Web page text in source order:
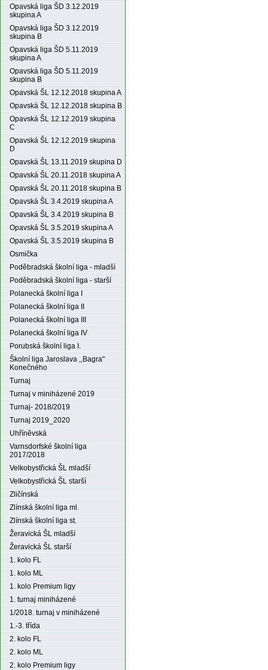
Opavská liga ŠD 3.12.2019
skupina A
Opavská liga ŠD 3.12.2019
skupina B
Opavská liga ŠD 5.11.2019
skupina A
Opavská liga ŠD 5.11.2019
skupina B
Opavská ŠL 12.12.2018 skupina A
Opavská ŠL 12.12.2018 skupina B
Opavská ŠL 12.12.2019 skupina
C
Opavská ŠL 12.12.2019 skupina
D
Opavská ŠL 13.11.2019 skupina D
Opavská ŠL 20.11.2018 skupina A
Opavská ŠL 20.11.2018 skupina B
Opavská ŠL 3.4.2019 skupina A
Opavská ŠL 3.4.2019 skupina B
Opavská ŠL 3.5.2019 skupina A
Opavská ŠL 3.5.2019 skupina B
Osmička
Poděbradská školní liga - mladší
Poděbradská školní liga - starší
Polanecká školní liga I
Polanecká školní liga II
Polanecká školní liga III
Polanecká školní liga IV
Porubská školní liga I.
Školní liga Jaroslava ,,Bagra"
Konečného
Turnaj
Turnaj v miniházené 2019
Turnaj- 2018/2019
Turnaj 2019_2020
Uhříněvská
Varnsdorfské školní liga
2017/2018
Velkobystřická ŠL mladší
Velkobystřická ŠL starší
Zličínská
Zlínská školní liga ml.
Zlínská školní liga st.
Žeravická ŠL mladší
Žeravická ŠL starší
1. kolo FL
1. kolo ML
1. kolo Premium ligy
1. turnaj miniházené
1/2018. turnaj v miniházené
1.-3. třída
2. kolo FL
2. kolo ML
2. kolo Premium ligy